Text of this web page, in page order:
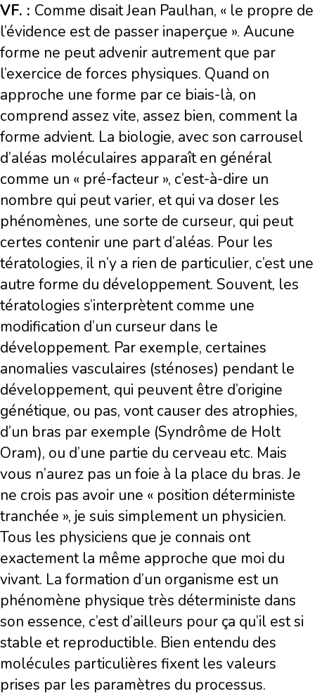
VF. : Comme disait Jean Paulhan, « le propre de
l’évidence est de passer inaperçue ». Aucune
forme ne peut advenir autrement que par
l’exercice de forces physiques. Quand on
approche une forme par ce biais-là, on
comprend assez vite, assez bien, comment la
forme advient. La biologie, avec son carrousel
d’aléas moléculaires apparaît en général
comme un « pré-facteur », c’est-à-dire un
nombre qui peut varier, et qui va doser les
phénomènes, une sorte de curseur, qui peut
certes contenir une part d’aléas. Pour les
tératologies, il n’y a rien de particulier, c’est une
autre forme du développement. Souvent, les
tératologies s’interprètent comme une
modification d’un curseur dans le
développement. Par exemple, certaines
anomalies vasculaires (sténoses) pendant le
développement, qui peuvent être d’origine
génétique, ou pas, vont causer des atrophies,
d’un bras par exemple (Syndrôme de Holt
Oram), ou d’une partie du cerveau etc. Mais
vous n’aurez pas un foie à la place du bras. Je
ne crois pas avoir une « position déterministe
tranchée », je suis simplement un physicien.
Tous les physiciens que je connais ont
exactement la même approche que moi du
vivant. La formation d’un organisme est un
phénomène physique très déterministe dans
son essence, c’est d’ailleurs pour ça qu’il est si
stable et reproductible. Bien entendu des
molécules particulières fixent les valeurs
prises par les paramètres du processus.